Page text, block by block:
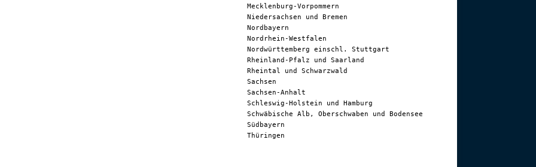
Mecklenburg-Vorpommern
Niedersachsen und Bremen
Nordbayern
Nordrhein-Westfalen
Nordwürttemberg einschl. Stuttgart
Rheinland-Pfalz und Saarland
Rheintal und Schwarzwald
Sachsen
Sachsen-Anhalt
Schleswig-Holstein und Hamburg
Schwäbische Alb, Oberschwaben und Bodensee
Südbayern
Thüringen